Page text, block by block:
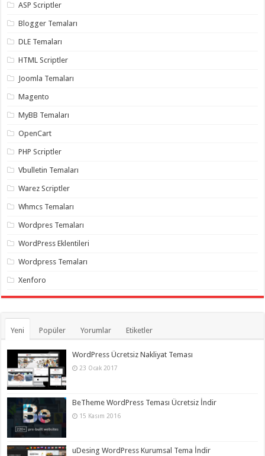
ASP Scriptler
Blogger Temaları
DLE Temaları
HTML Scriptler
Joomla Temaları
Magento
MyBB Temaları
OpenCart
PHP Scriptler
Vbulletin Temaları
Warez Scriptler
Whmcs Temaları
Wordpres Temaları
WordPress Eklentileri
Wordpress Temaları
Xenforo
Yeni Popüler Yorumlar Etiketler
WordPress Ücretsiz Nakliyat Teması
23 Ocak 2017
BeTheme WordPress Teması Ücretsiz İndir
15 Kasım 2016
uDesing WordPress Kurumsal Tema İndir